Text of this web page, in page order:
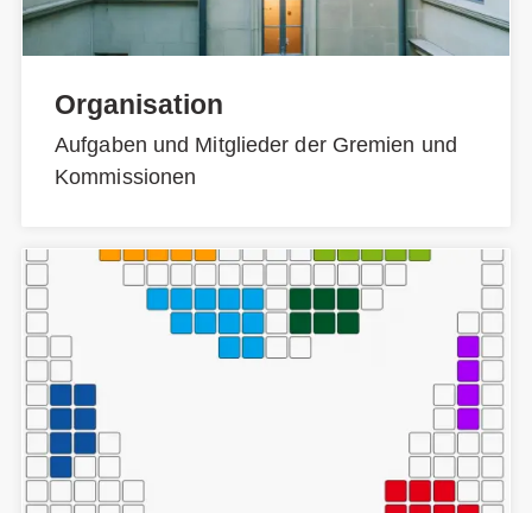
Organisation
Aufgaben und Mitglieder der Gremien und
Kommissionen